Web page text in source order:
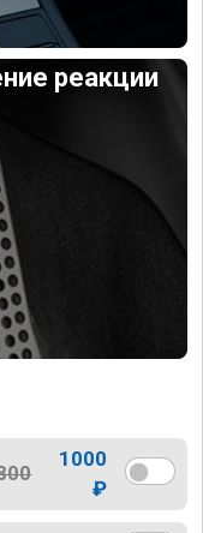
реакции
1000
₽